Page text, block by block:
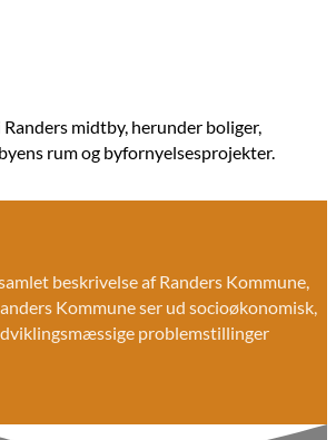
midtby, herunder boliger,
rum og byfornyelsesprojekter.
beskrivelse af Randers Kommune,
Kommune ser ud socioøkonomisk,
problemstillinger